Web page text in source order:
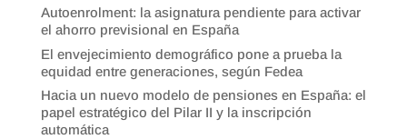
Autoenrolment: la asignatura pendiente para activar
el ahorro previsional en España
El envejecimiento demográfico pone a prueba la
equidad entre generaciones, según Fedea
Hacia un nuevo modelo de pensiones en España: el
papel estratégico del Pilar II y la inscripción
automática